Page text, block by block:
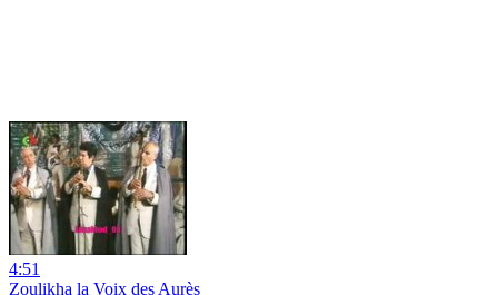
4:51
Zoulikha la Voix des Aurès